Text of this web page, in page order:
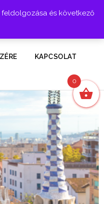
Belépés
KAPCSOLAT
feldolgozása és következő
0